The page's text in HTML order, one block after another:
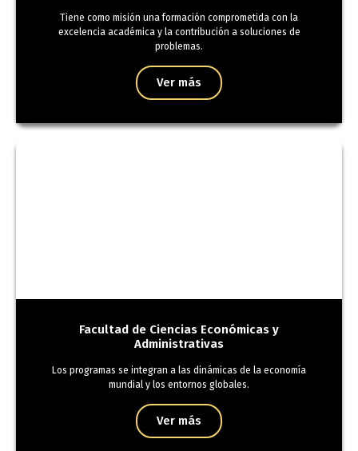
Tiene como misión una formación comprometida con la
excelencia académica y la contribución a soluciones de
problemas.
Ver más
Facultad de Ciencias Económicas y
Administrativas
Los programas se integran a las dinámicas de la economía
mundial y los entornos globales.
Ver más